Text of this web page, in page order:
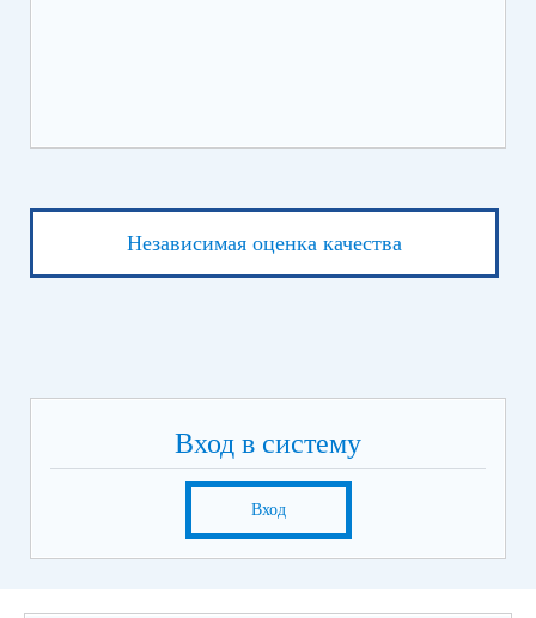
Независимая оценка качества
Вход в систему
Вход